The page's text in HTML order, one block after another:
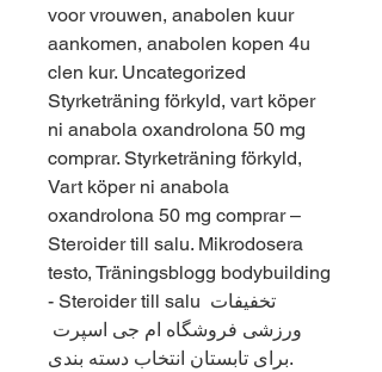
voor vrouwen, anabolen kuur
aankomen, anabolen kopen 4u
clen kur. Uncategorized
Styrketräning förkyld, vart köper
ni anabola oxandrolona 50 mg
comprar. Styrketräning förkyld,
Vart köper ni anabola
oxandrolona 50 mg comprar –
Steroider till salu. Mikrodosera
testo, Träningsblogg bodybuilding
- Steroider till salu تخفیفات
برای تابستان انتخاب دسته بندی.